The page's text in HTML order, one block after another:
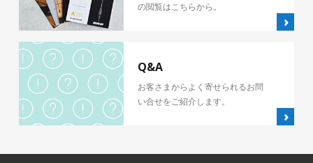
の閲覧はこちらから。
Q&A
お客さまからよく寄せられるお問
い合せをご紹介します。